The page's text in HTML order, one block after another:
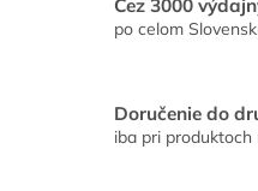
Cez 3000
po celom
Doručenie do
iba pri produktoch